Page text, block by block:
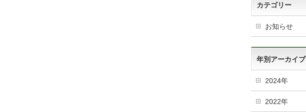
カテゴリー
お知らせ
年別アーカイブ
2024年
2022年